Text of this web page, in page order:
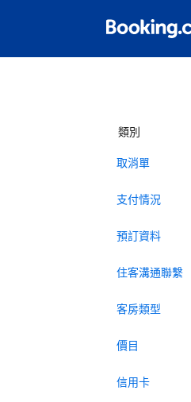
類別
取消單
支付情況
預訂資料
住客溝通聯繫
客房類型
價目
信用卡